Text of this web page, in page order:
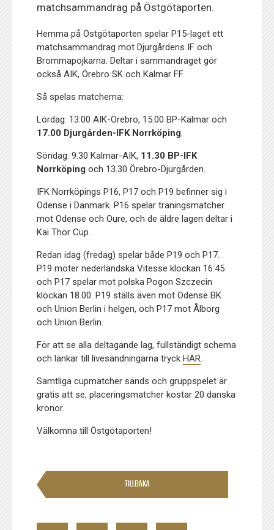
matchsammandrag på Östgötaporten.
Hemma på Östgötaporten spelar P15-laget ett
matchsammandrag mot Djurgårdens IF och
Brommapojkarna. Deltar i sammandraget gör
också AIK, Örebro SK och Kalmar FF.
Så spelas matcherna:
Lördag: 13.00 AIK-Örebro, 15.00 BP-Kalmar och
17.00 Djurgården-IFK Norrköping.
Söndag: 9.30 Kalmar-AIK, 11.30 BP-IFK
Norrköping och 13.30 Örebro-Djurgården.
IFK Norrköpings P16, P17 och P19 befinner sig i
Odense i Danmark. P16 spelar träningsmatcher
mot Odense och Oure, och de äldre lagen deltar i
Kai Thor Cup.
Redan idag (fredag) spelar både P19 och P17.
P19 möter nederländska Vitesse klockan 16:45
och P17 spelar mot polska Pogon Szczecin
klockan 18.00. P19 ställs även mot Odense BK
och Union Berlin i helgen, och P17 mot Ålborg
och Union Berlin.
För att se alla deltagande lag, fullständigt schema
och länkar till livesändningarna tryckHÄR.
Samtliga cupmatcher sänds och gruppspelet är
gratis att se, placeringsmatcher kostar 20 danska
kronor.
Välkomna till Östgötaporten!
TILLBAKA